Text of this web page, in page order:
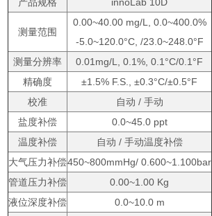
测量范围
0.00~40.00 mg/L, 0.0~400.0%
-5.0~120.0°C, /23.0~248.0°F
测量分辨率
0.01mg/L, 0.1%, 0.1°C/0.1°F
精确度
±1.5% F.S., ±0.3°C/±0.5°F
校准
自动 / 手动
盐度补偿
0.0~45.0 ppt
温度补偿
自动 / 手动温度补偿
大气压力补偿450~800mmHg/ 0.600~1.100bar
管道压力补偿
0.00~1.00 Kg
液位深度补偿
0.0~10.0 m